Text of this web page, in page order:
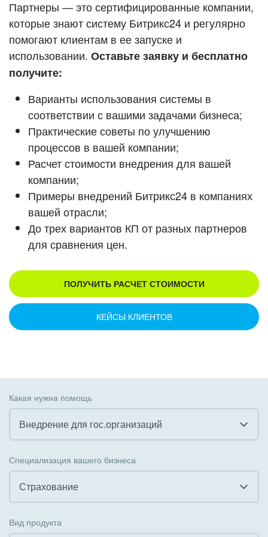
ВХОД
ВХОД
Смотреть видеокейсы
Партнеры — это сертифицированные компании,
которые знают систему Битрикс24 и регулярно
помогают клиентам в ее запуске и
использовании. Оставьте заявку и бесплатно
получите:
Варианты использования системы в
соответствии с вашими задачами бизнеса;
Практические советы по улучшению
процессов в вашей компании;
Расчет стоимости внедрения для вашей
компании;
Примеры внедрений Битрикс24 в компаниях
вашей отрасли;
До трех вариантов КП от разных партнеров
для сравнения цен.
ПОЛУЧИТЬ РАСЧЕТ СТОИМОСТИ
КЕЙСЫ КЛИЕНТОВ
Какая нужна помощь
Внедрение для гос.организаций
Внедрение КЭДО
Интеграция с 1С
Специализация вашего бизнеса
Страхование
Вид продукта